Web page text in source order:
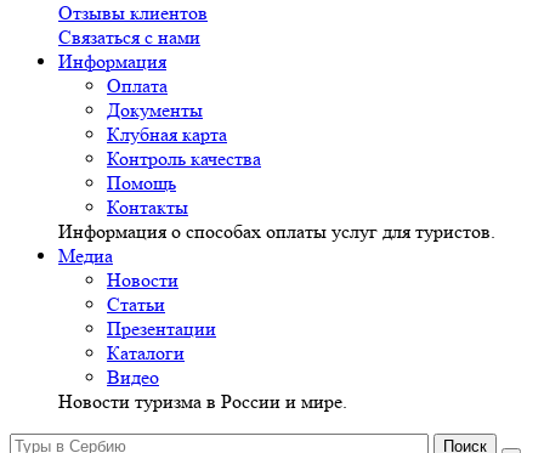
Отзывы клиентов
Связаться с нами
Информация
Оплата
Документы
Клубная карта
Контроль качества
Помощь
Контакты
Информация о способах оплаты услуг для туристов.
Медиа
Новости
Статьи
Презентации
Каталоги
Видео
Новости туризма в России и мире.